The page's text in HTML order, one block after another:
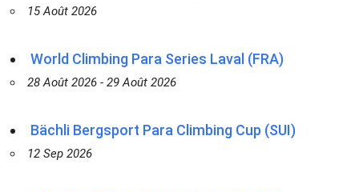
15 Août 2026
World Climbing Para Series Laval (FRA)
28 Août 2026 - 29 Août 2026
Bächli Bergsport Para Climbing Cup (SUI)
12 Sep 2026